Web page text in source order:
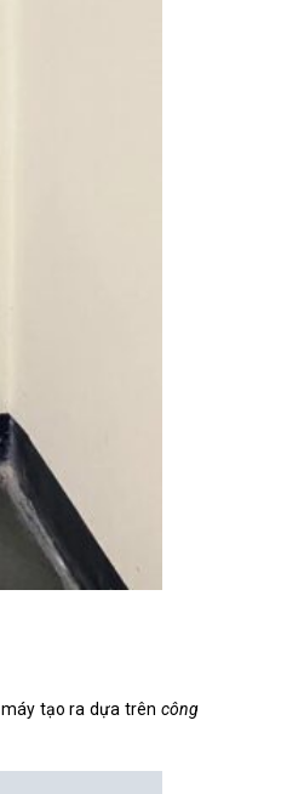
tạo ra dựa trêncông